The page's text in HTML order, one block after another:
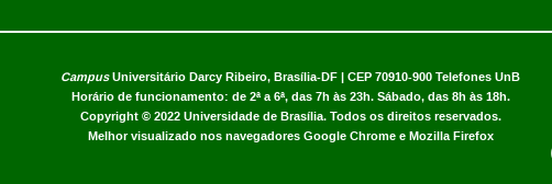
CampusUniversitário Darcy Ribeiro, Brasília-DF | CEP 70910-900 Telefones UnB
Horário de funcionamento: de 2ª a 6ª, das 7h às 23h. Sábado, das 8h às 18h.
Copyright © 2022 Universidade de Brasília. Todos os direitos reservados.
Melhor visualizado nos navegadores Google Chrome e Mozilla Firefox